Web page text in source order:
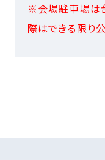
※会場駐車場は
際はできる限り